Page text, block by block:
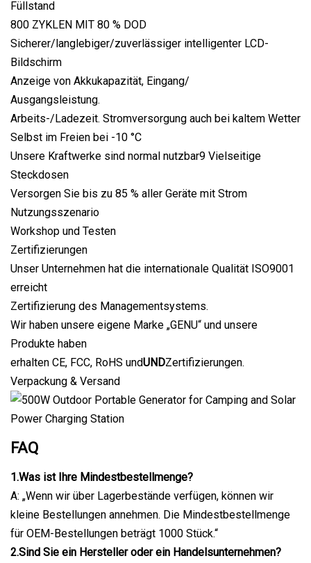
Füllstand
800 ZYKLEN MIT 80 % DOD
Sicherer/langlebiger/zuverlässiger intelligenter LCD-
Bildschirm
Anzeige von Akkukapazität, Eingang/
Ausgangsleistung.
Arbeits-/Ladezeit. Stromversorgung auch bei kaltem Wetter
Selbst im Freien bei -10 °C
Unsere Kraftwerke sind normal nutzbar9 Vielseitige
Steckdosen
Versorgen Sie bis zu 85 % aller Geräte mit Strom
Nutzungsszenario
Workshop und Testen
Zertifizierungen
Unser Unternehmen hat die internationale Qualität ISO9001
erreicht
Zertifizierung des Managementsystems.
Wir haben unsere eigene Marke „GENU“ und unsere
Produkte haben
erhalten CE, FCC, RoHS undUNDZertifizierungen.
Verpackung & Versand
FAQ
1.Was ist Ihre Mindestbestellmenge?
A: „Wenn wir über Lagerbestände verfügen, können wir
kleine Bestellungen annehmen. Die Mindestbestellmenge
für OEM-Bestellungen beträgt 1000 Stück.“
2.Sind Sie ein Hersteller oder ein Handelsunternehmen?